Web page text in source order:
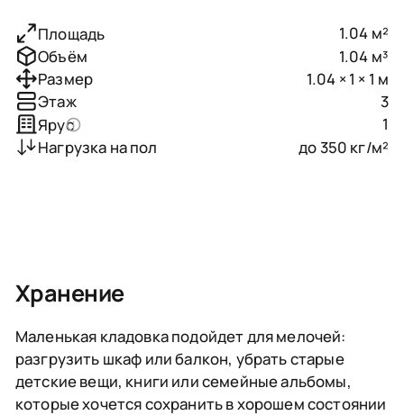
Площадь
1.04 м²
Объём
1.04 м³
Размер
1.04 × 1 × 1 м
Этаж
3
Ярус
1
Нагрузка на пол
до 350 кг/м²
Хранение
Маленькая кладовка подойдет для мелочей:
разгрузить шкаф или балкон, убрать старые
детские вещи, книги или семейные альбомы,
которые хочется сохранить в хорошем состоянии